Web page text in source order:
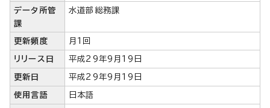
データ所管
課
水道部総務課
更新頻度 月1回
リリース日 平成29年9月19日
更新日 平成29年9月19日
使用言語 日本語